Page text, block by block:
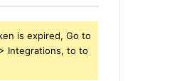
is expired, Go to
Integrations, to to